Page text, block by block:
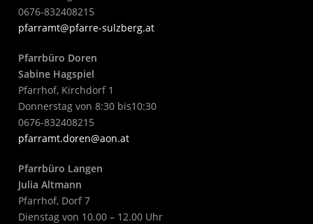
0676-832408215
pfarramt@pfarre-sulzberg.at
Pfarrbüro Doren
Sabine Hagspiel
Pfarrhof, Kirchdorf 1
Donnerstag von 8:30 bis10:30
0676-832408215
pfarramt.doren@aon.at
Pfarrbüro Langen
Julia Altmann
Pfarrhof, Dorf 7
Dienstag von 10.00 – 12.00 Uhr